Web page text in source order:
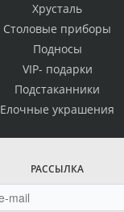
Хрусталь
Столовые приборы
Подносы
VIP- подарки
Подстаканники
Елочные украшения
РАССЫЛКА